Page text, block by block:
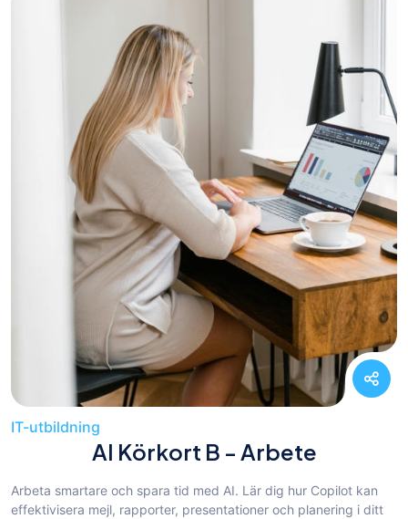
IT-utbildning
AI Körkort B - Arbete
Arbeta smartare och spara tid med AI. Lär dig hur Copilot kan
effektivisera mejl, rapporter, presentationer och planering i ditt